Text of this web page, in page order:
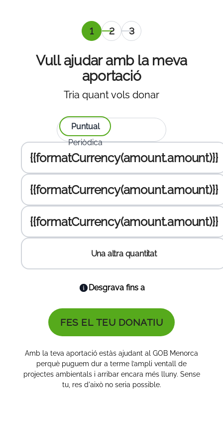
Selecció
de
quantitat
a donar,
actual
Dades
personals
Selecció
passarel·la
pagament
Vull ajudar amb la meva
aportació
Tria quant vols donar
Seleccionar tipus de donació:
Puntual
Periòdica
Introdueix l'import a donar:
{{formatCurrency(amount.amount)}}
{{formatCurrency(amount.amount)}}
{{formatCurrency(amount.amount)}}
Una altra quantitat
Una altra quantitat
Desgrava fins a
FES EL TEU DONATIU
Amb la teva aportació estàs ajudant al GOB Menorca
perquè puguem dur a terme l’ampli ventall de
projectes ambientals i arribar encara més lluny. Sense
tu, res d'això no seria possible.